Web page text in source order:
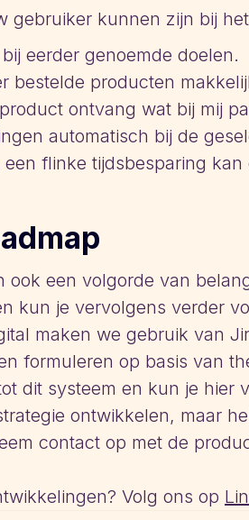
gebruiker kunnen zijn bij
eerder genoemde doelen.
bestelde producten
ontvang wat bij mij
automatisch bij de
flinke tijdsbesparing
een volgorde van
kun je vervolgens verder
maken we gebruik van
formuleren op basis van
dit systeem en kun je hier
ontwikkelen, maar
contact op met de
Volg ons op